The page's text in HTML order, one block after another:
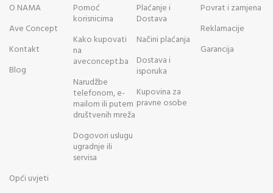
O NAMA
Ave Concept
Kontakt
Blog
Pomoć
korisnicima
Kako kupovati
na
aveconcept.ba
Narudžbe
telefonom, e-
mailom ili putem
društvenih mreža
Dogovori uslugu
ugradnje ili
servisa
Plaćanje i
Dostava
Načini plaćanja
Dostava i
isporuka
Kupovina za
pravne osobe
Povrat i zamjena
Reklamacije
Garancija
Opći uvjeti